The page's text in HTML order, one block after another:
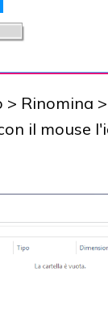
Rinomina
il mouse